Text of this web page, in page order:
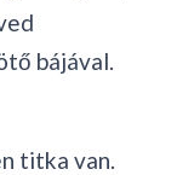
bájával.
titka van.